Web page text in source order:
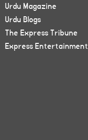
Urdu Magazine
Urdu Blogs
The Express Tribune
Express Entertainment